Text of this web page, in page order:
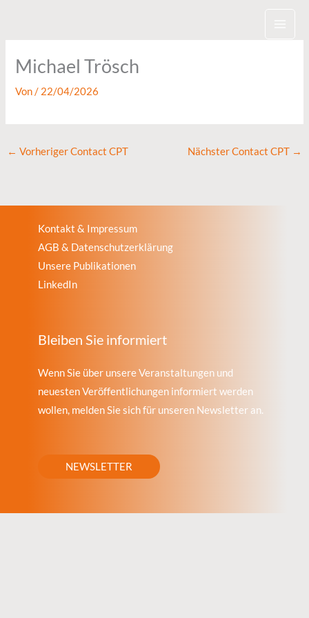
Michael Trösch
Von/ 22/04/2026
← Vorheriger Contact CPT Nächster Contact CPT →
Kontakt & Impressum
AGB & Datenschutzerklärung
Unsere Publikationen
LinkedIn
Bleiben Sie informiert
Wenn Sie über unsere Veranstaltungen und
neuesten Veröffentlichungen informiert werden
wollen, melden Sie sich für unseren Newsletter an.
NEWSLETTER